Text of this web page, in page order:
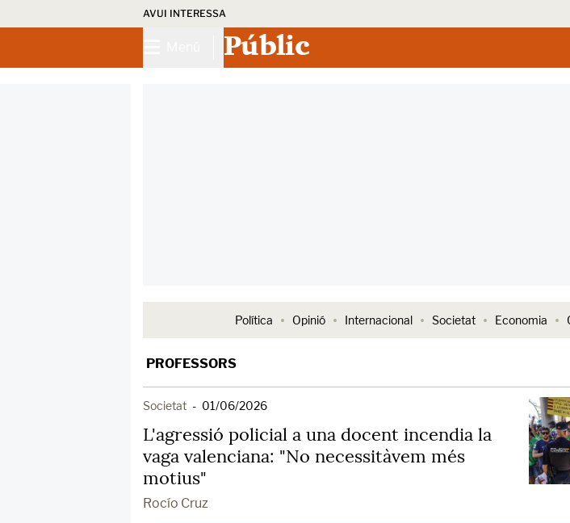
AVUI INTERESSA
Públic
Política Opinió Internacional Societat Economia
PROFESSORS
Societat - 01/06/2026
L'agressió policial a una docent incendia la
vaga valenciana: "No necessitàvem més
motius"
Rocío Cruz